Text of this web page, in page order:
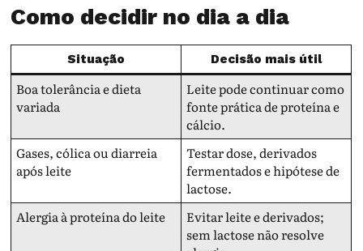
Como decidir no dia a dia
Situação Decisão mais útil
Boa tolerância e dieta
variada
Leite pode continuar como
fonte prática de proteína e
cálcio.
Gases, cólica ou diarreia
após leite
Testar dose, derivados
fermentados e hipótese de
lactose.
Alergia à proteína do leite
Evitar leite e derivados;
sem lactose não resolve